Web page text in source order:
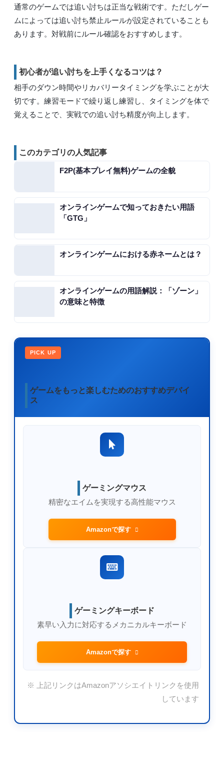
通常のゲームでは追い討ちは正当な戦術です。ただしゲー
ムによっては追い討ち禁止ルールが設定されていることも
あります。対戦前にルール確認をおすすめします。
初心者が追い討ちを上手くなるコツは？
相手のダウン時間やリカバリータイミングを学ぶことが大
切です。練習モードで繰り返し練習し、タイミングを体で
覚えることで、実戦での追い討ち精度が向上します。
このカテゴリの人気記事
F2P(基本プレイ無料)ゲームの全貌
オンラインゲームで知っておきたい用語
「GTG」
オンラインゲームにおける赤ネームとは？
オンラインゲームの用語解説：「ゾーン」
の意味と特徴
PICK UP
ゲームをもっと楽しむためのおすすめデバイ
ス
ゲーミングマウス
精密なエイムを実現する高性能マウス
Amazonで探す
ゲーミングキーボード
素早い入力に対応するメカニカルキーボード
Amazonで探す
※ 上記リンクはAmazonアソシエイトリンクを使用
しています